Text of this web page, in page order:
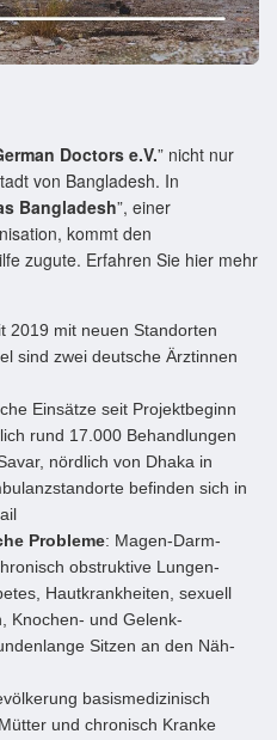
Doctors e.V.” nicht nur
von Bangladesh. In
Bangladesh”, einer
kommt den
zugute. Erfahren Sie hier mehr
2019 mit neuen Standorten
sind zwei deutsche Ärztinnen
Einsätze seit Projektbeginn
rund 17.000 Behandlungen
nördlich von Dhaka in
befinden sich in
Probleme: Magen-Darm-
obstruktive Lungen­
Haut­krankheiten, sexuell
Knochen- und Gelenk­
Sitzen an den Näh­
basis­medizinisch
und chronisch Kranke